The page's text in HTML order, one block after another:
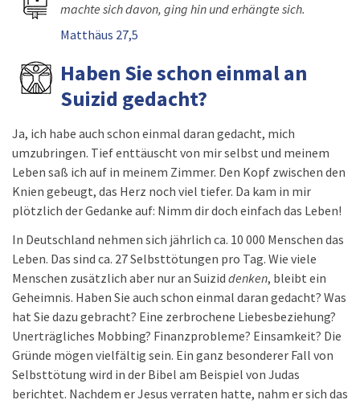
machte sich davon, ging hin und erhängte sich.
Matthäus 27,5
Haben Sie schon einmal an
Suizid gedacht?
Ja, ich habe auch schon einmal daran gedacht, mich
umzubringen. Tief enttäuscht von mir selbst und meinem
Leben saß ich auf in meinem Zimmer. Den Kopf zwischen den
Knien gebeugt, das Herz noch viel tiefer. Da kam in mir
plötzlich der Gedanke auf: Nimm dir doch einfach das Leben!
In Deutschland nehmen sich jährlich ca. 10 000 Menschen das
Leben. Das sind ca. 27 Selbsttötungen pro Tag. Wie viele
Menschen zusätzlich aber nur an Suizid denken, bleibt ein
Geheimnis. Haben Sie auch schon einmal daran gedacht? Was
hat Sie dazu gebracht? Eine zerbrochene Liebesbeziehung?
Unerträgliches Mobbing? Finanzprobleme? Einsamkeit? Die
Gründe mögen vielfältig sein. Ein ganz besonderer Fall von
Selbsttötung wird in der Bibel am Beispiel von Judas
berichtet. Nachdem er Jesus verraten hatte, nahm er sich das